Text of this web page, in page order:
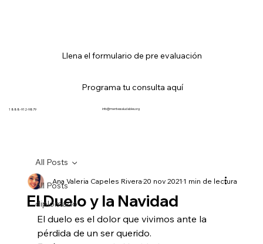
Llena el formulario de pre evaluación
Programa tu consulta aquí
info@mentessaludables.org
1 888-912-9879
All Posts
diplomado
All Posts
El Duelo y la Navidad
Ana Valeria Capeles Rivera20 nov 20211 min de lectura
El duelo es el dolor que vivimos ante la
pérdida de un ser querido.